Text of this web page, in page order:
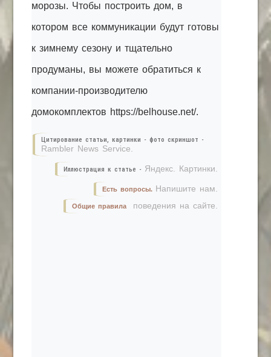
морозы. Чтобы построить дом, в
котором все коммуникации будут готовы
к зимнему сезону и тщательно
продуманы, вы можете обратиться к
компании-производителю
домокомплектов https://belhouse.net/.
Цитирование статьи, картинки - фото скриншот -
Rambler News Service.
Иллюстрация к статье - Яндекс. Картинки.
Есть вопросы. Напишите нам.
Общие правила поведения на сайте.